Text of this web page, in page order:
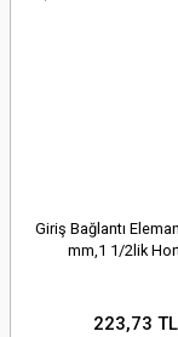
Giriş Bağlantı
mm,1 1/2lik
223,73 TL